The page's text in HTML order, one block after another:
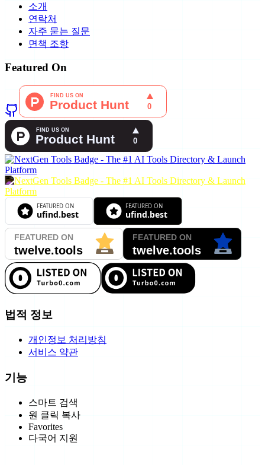
소개
연락처
자주 묻는 질문
면책 조항
Featured On
법적 정보
개인정보 처리방침
서비스 약관
기능
스마트 검색
원 클릭 복사
Favorites
다국어 지원